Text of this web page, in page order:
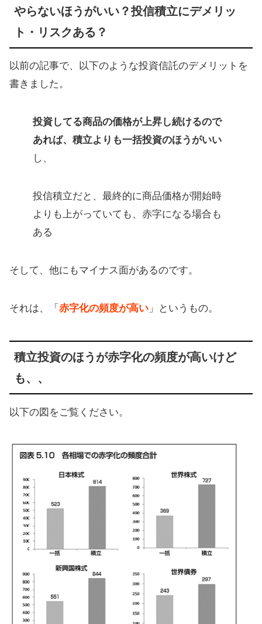
やらないほうがいい？投信積立にデメリッ
ト・リスクある？
以前の記事で、以下のような投資信託のデメリットを
書きました。
投資してる商品の価格が上昇し続けるので
あれば、積立よりも一括投資のほうがいい
し、
投信積立だと、最終的に商品価格が開始時
よりも上がっていても、赤字になる場合も
ある
そして、他にもマイナス面があるのです。
それは、「 赤字化の頻度が高い 」というもの。
積立投資のほうが赤字化の頻度が高いけど
も、、
以下の図をご覧ください。